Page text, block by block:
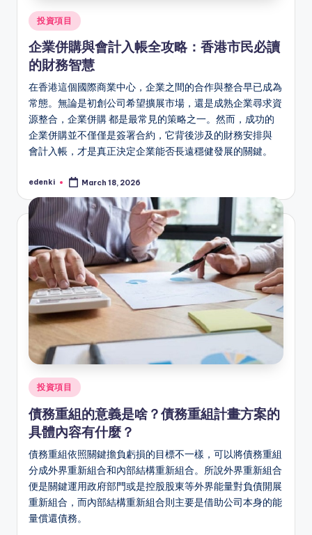
Posted
in
投資項目
企業併購與會計入帳全攻略：香港市民必讀
的財務智慧
在香港這個國際商業中心，企業之間的合作與整合早已成為
常態。無論是初創公司希望擴展市場，還是成熟企業尋求資
源整合，企業併購 都是最常見的策略之一。然而，成功的
企業併購並不僅僅是簽署合約，它背後涉及的財務安排與
會計入帳，才是真正決定企業能否長遠穩健發展的關鍵。
Posted
edenki March 18, 2026
Posted
in
投資項目
債務重組的意義是啥？債務重組計畫方案的
具體內容有什麼？
債務重組依照關鍵擔負虧損的目標不一樣，可以將債務重組
分成外界重新組合和內部結構重新組合。所說外界重新組合
便是關鍵運用政府部門或是控股股東等外界能量對負債開展
重新組合，而內部結構重新組合則主要是借助公司本身的能
量償還債務。